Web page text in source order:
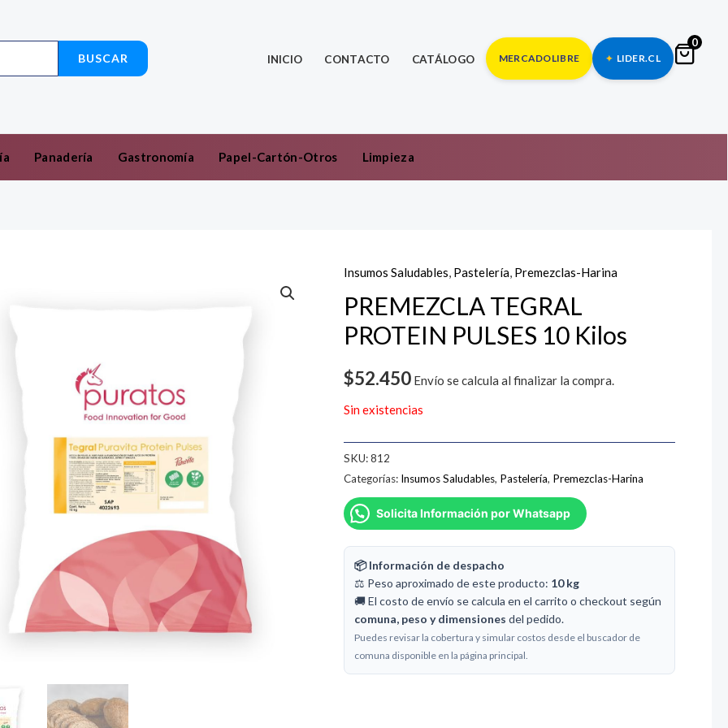
BUSCAR INICIO CONTACTO CATÁLOGO MERCADOLIBRE LIDER.CL
0
Panadería Gastronomía Papel-Cartón-Otros Limpieza
Insumos Saludables, Pastelería, Premezclas-Harina
PREMEZCLA TEGRAL
PROTEIN PULSES 10 Kilos
$52.450 Envío se calcula al finalizar la compra.
Sin existencias
SKU:812
Categorías: Insumos Saludables, Pastelería, Premezclas-Harina
Solicita Información por Whatsapp
📦 Información de despacho
⚖️ Peso aproximado de este producto: 10 kg
🚚 El costo de envío se calcula en el carrito o checkout según
comuna, peso y dimensiones del pedido.
Puedes revisar la cobertura y simular costos desde el buscador de
comuna disponible en la página principal.